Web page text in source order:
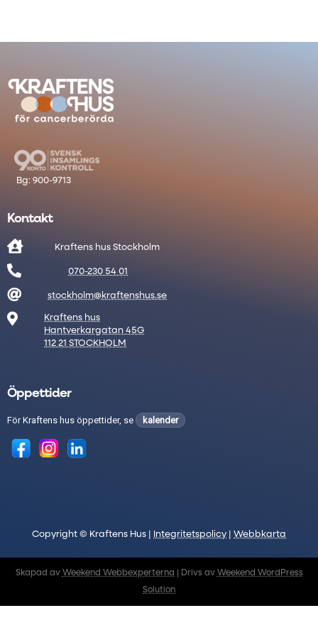
Kontakt
 Kraftens hus Stockholm
 070-230 54 01
 stockholm@kraftenshus.se

Kraftens hus
Hantverkargatan 45G
112 21 STOCKHOLM
Öppettider
För Kraftens hus öppettider, se kalender
Copyright © Kraftens Hus | Integritetspolicy Webbkarta
Skapad av Weekend Webbexperterna | Drivs av Weekend WordPress
Solution